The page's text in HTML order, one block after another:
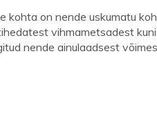
kohta on nende uskumatu
vihmametsadest
nende ainulaadsest